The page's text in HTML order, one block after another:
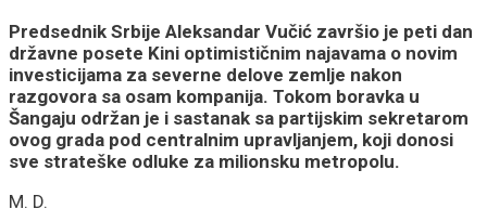
Predsednik Srbije Aleksandar Vučić završio je peti dan
državne posete Kini optimističnim najavama o novim
investicijama za severne delove zemlje nakon
razgovora sa osam kompanija. Tokom boravka u
Šangaju održan je i sastanak sa partijskim sekretarom
ovog grada pod centralnim upravljanjem, koji donosi
sve strateške odluke za milionsku metropolu.
M. D.